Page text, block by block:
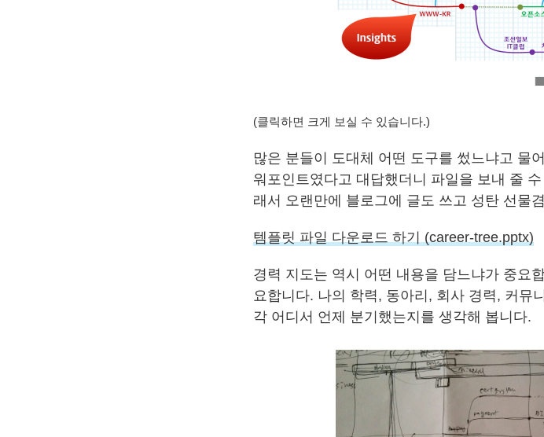
(클릭하면 크게 보실 수 있습니다.)
많은 분들이 도대체 어떤 도구를 썼느냐고 물
워포인트였다고 대답했더니 파일을 보내 줄
래서 오랜만에 블로그에 글도 쓰고 성탄 선물
템플릿 파일 다운로드 하기 (career-tree.pptx)
경력 지도는 역시 어떤 내용을 담느냐가 중요
요합니다. 나의 학력, 동아리, 회사 경력, 커뮤
각 어디서 언제 분기했는지를 생각해 봅니다.